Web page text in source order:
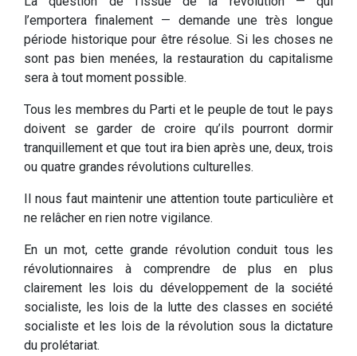
l’emportera finalement — demande une très longue
période historique pour être résolue. Si les choses ne
sont pas bien menées, la restauration du capitalisme
sera à tout moment possible.
Tous les membres du Parti et le peuple de tout le pays
doivent se garder de croire qu’ils pourront dormir
tranquillement et que tout ira bien après une, deux, trois
ou quatre grandes révolutions culturelles.
Il nous faut maintenir une attention toute particulière et
ne relâcher en rien notre vigilance.
En un mot, cette grande révolution conduit tous les
révolutionnaires à comprendre de plus en plus
clairement les lois du développement de la société
socialiste, les lois de la lutte des classes en société
socialiste et les lois de la révolution sous la dictature
du prolétariat.